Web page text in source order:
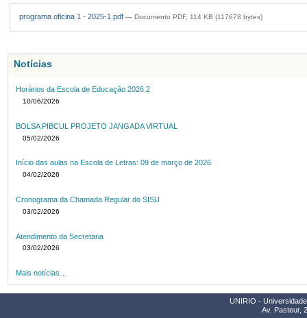
programa oficina 1 - 2025-1.pdf — Documento PDF, 114 KB (117678 bytes)
Notícias
Horários da Escola de Educação 2026.2
10/06/2026
BOLSA PIBCUL PROJETO JANGADA VIRTUAL
05/02/2026
Início das aulas na Escola de Letras: 09 de março de 2026
04/02/2026
Cronograma da Chamada Regular do SISU
03/02/2026
Atendimento da Secretaria
03/02/2026
Mais notícias…
UNIRIO -
Av. Pasteur,